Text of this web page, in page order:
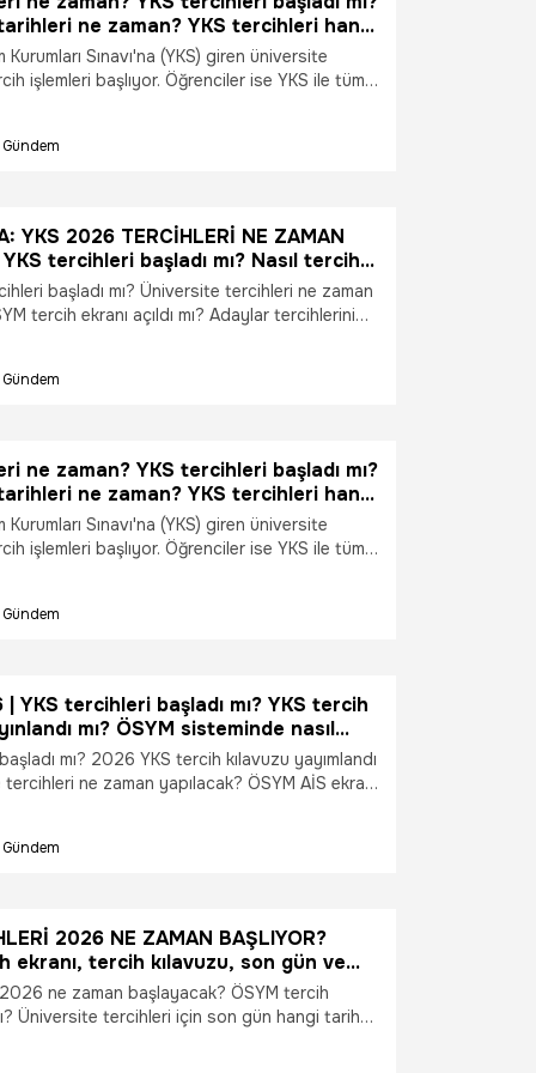
merak ediyor. İşte YKS tercih maratonunda
takvimi ve sonuç sürecine ilişkin tüm
ne zaman? YKS tercihleri hangi
kaç gün sürecek?
Sınavı'na (YKS) giren üniversite
işlemleri başlıyor. Öğrenciler ise YKS ile tüm
kaç gün sürecek? İşte yanıtı...
Gündem
YKS 2026 TERCİHLERİ NE ZAMAN
YKS tercihleri başladı mı? Nasıl tercih
başladı mı? Üniversite tercihleri ne zaman
tercih ekranı açıldı mı? Adaylar tercihlerini
tercih işlemleri ve üniversite tercihlerinde
Gündem
ne zaman? YKS tercihleri başladı mı?
ne zaman? YKS tercihleri hangi
kaç gün sürecek?
Sınavı'na (YKS) giren üniversite
işlemleri başlıyor. Öğrenciler ise YKS ile tüm
kaç gün sürecek? İşte yanıtı...
Gündem
| YKS tercihleri başladı mı? YKS tercih
mı? ÖSYM sisteminde nasıl
YKS'de tercih yaparken nelere
mı? 2026 YKS tercih kılavuzu yayımlandı
ne zaman yapılacak? ÖSYM AİS ekranı
yayımlanan tercih kılavuzu ile birlikte tercih
Gündem
2026 NE ZAMAN BAŞLIYOR?
ekranı, tercih kılavuzu, son gün ve
ne zaman başlayacak? ÖSYM tercih
Üniversite tercihleri için son gün hangi tarih?